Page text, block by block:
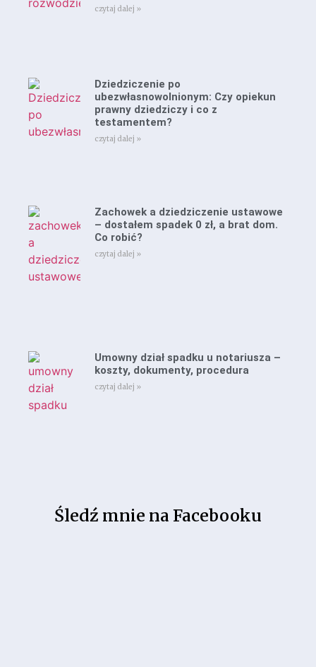
czytaj dalej »
Dziedziczenie po
ubezwłasnowolnionym: Czy opiekun
prawny dziedziczy i co z
testamentem?
czytaj dalej »
Zachowek a dziedziczenie ustawowe
– dostałem spadek 0 zł, a brat dom.
Co robić?
czytaj dalej »
Umowny dział spadku u notariusza –
koszty, dokumenty, procedura
czytaj dalej »
Śledź mnie na Facebooku